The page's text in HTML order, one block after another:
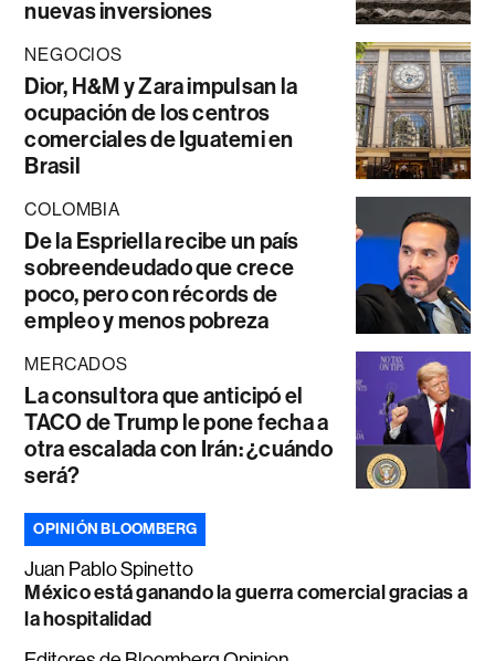
nuevas inversiones
NEGOCIOS
Dior, H&M y Zara impulsan la
ocupación de los centros
comerciales de Iguatemi en
Brasil
COLOMBIA
De la Espriella recibe un país
sobreendeudado que crece
poco, pero con récords de
empleo y menos pobreza
MERCADOS
La consultora que anticipó el
TACO de Trump le pone fecha a
otra escalada con Irán: ¿cuándo
será?
OPINIÓN BLOOMBERG
Juan Pablo Spinetto
México está ganando la guerra comercial gracias a
la hospitalidad